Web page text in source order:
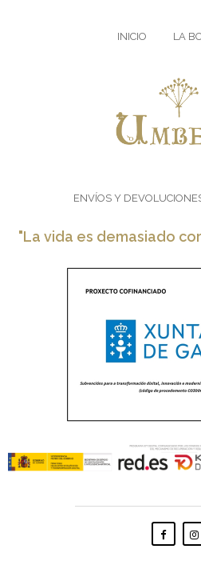
INICIO LA
ENVÍOS Y
"La vida es demasiado